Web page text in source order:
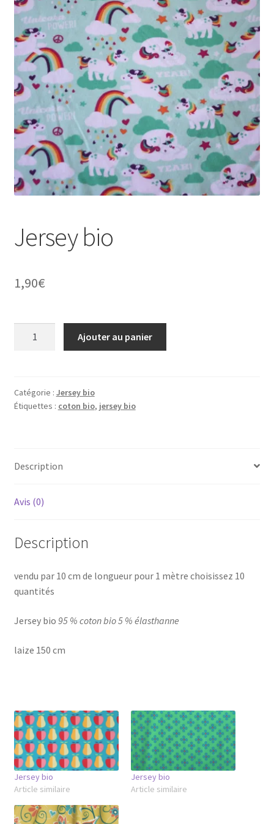
menu
enfant
Jersey bio
1,90€
Ajouter au panier
Catégorie : Jersey bio
Étiquettes : coton bio, jersey bio
Description
Avis (0)
Description
vendu par 10 cm de longueur pour 1 mètre choisissez 10
quantités
Jersey bio 95 % coton bio 5 % élasthanne
laize 150 cm
Jersey bio
Article similaire
Jersey bio
Article similaire